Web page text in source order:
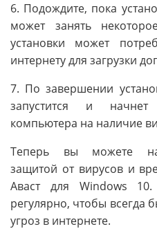
6. Подождите, пока
может занять
установки может
интернету для загрузки
7. По завершении
запустится и начнет
компьютера на наличие
Теперь вы можете
защитой от вирусов и
Аваст для Windows
регулярно, чтобы всегда
угроз в интернете.